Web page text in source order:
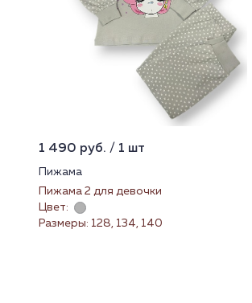
1 490 руб. / 1 шт
Пижама
Пижама 2 для девочки
Цвет:
Размеры: 128, 134, 140